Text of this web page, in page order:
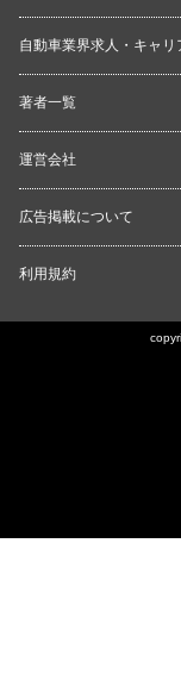
自動車業界求人・キャリ
著者一覧
運営会社
広告掲載について
利用規約